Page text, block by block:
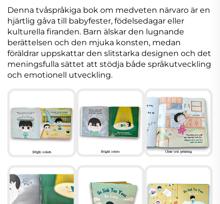
Denna tvåspråkiga bok om medveten närvaro är en
hjärtlig gåva till babyfester, födelsedagar eller
kulturella firanden. Barn älskar den lugnande
berättelsen och den mjuka konsten, medan
föräldrar uppskattar den slitstarka designen och det
meningsfulla sättet att stödja både språkutveckling
och emotionell utveckling.